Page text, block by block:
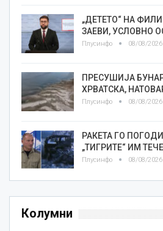
„ДЕТЕТО“ НА
ЗАЕВИ, УСЛОВНО
Плусинфо 08/08/2026
ПРЕСУШИЈА
ХРВАТСКА,
Плусинфо 08/08/2026
РАКЕТА ГО
„ТИГРИТЕ“ ИМ
Плусинфо 08/08/2026
Колумни